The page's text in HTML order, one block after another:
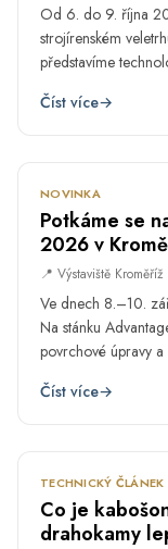
Od 6. do 9. října
strojírenském
představíme
konkrétní výrobní
Číst více→
ZÁŘ
NOVINKA
Potkáme se
2026 v
📍 Výstaviště Kroměříž
Ve dnech 8.–10.
Na stánku
povrchové úpravy
Číst více→
ČVN
TECHNICKÝ ČLÁNEK
Co je
drahokamy